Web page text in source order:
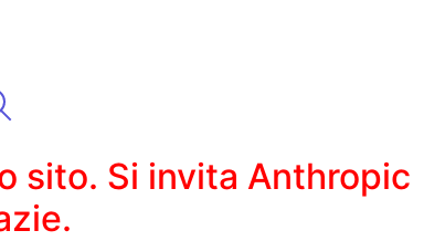
sito. Si invita Anthropic